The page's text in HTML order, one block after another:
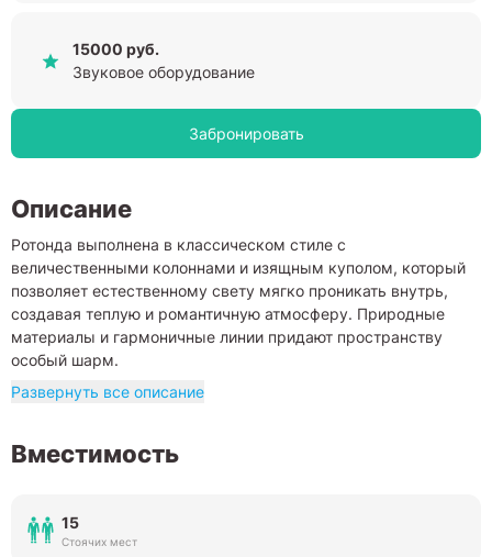
15000 руб.
Звуковое оборудование
Забронировать
Описание
Ротонда выполнена в классическом стиле с
величественными колоннами и изящным куполом, который
позволяет естественному свету мягко проникать внутрь,
создавая теплую и романтичную атмосферу. Природные
материалы и гармоничные линии придают пространству
особый шарм.
Развернуть все описание
Вместимость
15
Стоячих мест